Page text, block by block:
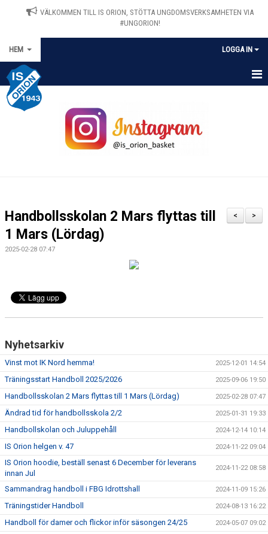
VÄLKOMMEN TILL IS ORION, STÖTTA UNGDOMSVERKSAMHETEN VIA
#UNGORION!
HEM LOGGA IN
HEM
VÅRA LAG/TRÄNARE
STYRELSEN
DOKUMENT
>
<
Handbollsskolan 2 Mars flyttas till
1 Mars (Lördag)
2025-02-28 07:47
Nyhetsarkiv
Vinst mot IK Nord hemma! 2025-12-01 14:54
Träningsstart Handboll 2025/2026 2025-09-06 19:50
Handbollsskolan 2 Mars flyttas till 1 Mars (Lördag) 2025-02-28 07:47
Ändrad tid för handbollsskola 2/2 2025-01-31 19:33
Handbollskolan och Juluppehåll 2024-12-14 10:14
IS Orion helgen v. 47 2024-11-22 09:04
IS Orion hoodie, beställ senast 6 December för leverans
innan Jul
2024-11-22 08:58
Sammandrag handboll i FBG Idrottshall 2024-11-09 15:26
Träningstider Handboll 2024-08-13 16:22
Handboll för damer och flickor inför säsongen 24/25 2024-05-07 09:02